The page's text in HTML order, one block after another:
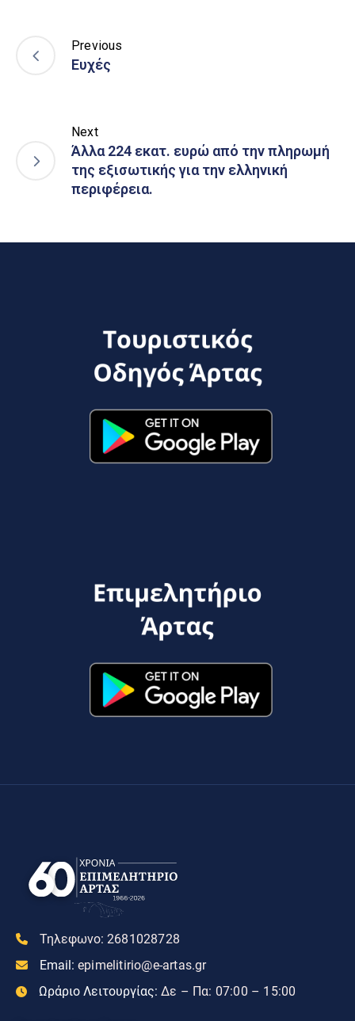
Previous
Ευχές
Next
Άλλα 224 εκατ. ευρώ από την πληρωμή
της εξισωτικής για την ελληνική
περιφέρεια.
Τηλεφωνο: 2681028728
Email: epimelitirio@e-artas.gr
Ωράριο Λειτουργίας: Δε – Πα: 07:00 – 15:00